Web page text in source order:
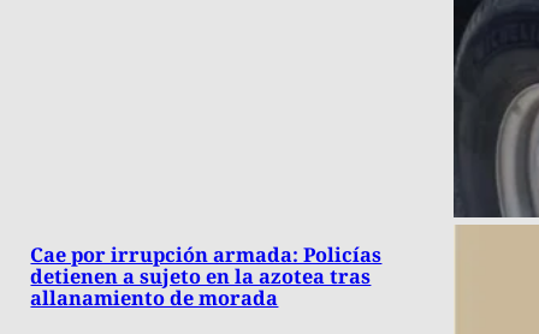
Cae por irrupción armada: Policías
detienen a sujeto en la azotea tras
allanamiento de morada